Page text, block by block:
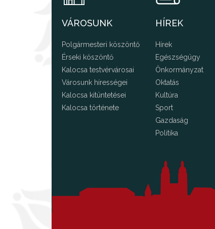
VÁROSUNK
Polgármesteri köszöntő
Érseki köszöntő
Kalocsa testvérvárosai
Városunk hírességei
Kalocsa kitüntetései
Kalocsa története
HÍREK
Hírek
Egészségügy
Önkormányzat
Oktatás
Kultúra
Sport
Gazdaság
Politika